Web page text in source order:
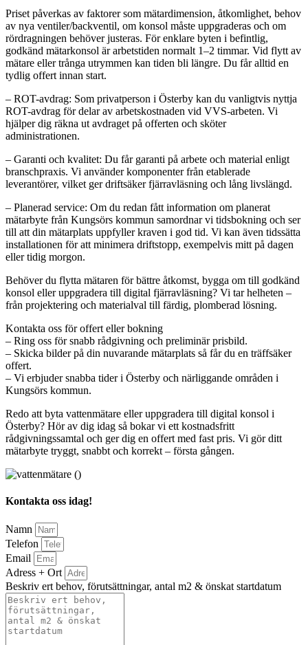
Priset påverkas av faktorer som mätardimension, åtkomlighet, behov
av nya ventiler/backventil, om konsol måste uppgraderas och om
rördragningen behöver justeras. För enklare byten i befintlig,
godkänd mätarkonsol är arbetstiden normalt 1–2 timmar. Vid flytt av
mätare eller trånga utrymmen kan tiden bli längre. Du får alltid en
tydlig offert innan start.
– ROT-avdrag: Som privatperson i Österby kan du vanligtvis nyttja
ROT-avdrag för delar av arbetskostnaden vid VVS-arbeten. Vi
hjälper dig räkna ut avdraget på offerten och sköter
administrationen.
– Garanti och kvalitet: Du får garanti på arbete och material enligt
branschpraxis. Vi använder komponenter från etablerade
leverantörer, vilket ger driftsäker fjärravläsning och lång livslängd.
– Planerad service: Om du redan fått information om planerat
mätarbyte från Kungsörs kommun samordnar vi tidsbokning och ser
till att din mätarplats uppfyller kraven i god tid. Vi kan även tidssätta
installationen för att minimera driftstopp, exempelvis mitt på dagen
eller tidig morgon.
Behöver du flytta mätaren för bättre åtkomst, bygga om till godkänd
konsol eller uppgradera till digital fjärravläsning? Vi tar helheten –
från projektering och materialval till färdig, plomberad lösning.
Kontakta oss för offert eller bokning
– Ring oss för snabb rådgivning och preliminär prisbild.
– Skicka bilder på din nuvarande mätarplats så får du en träffsäker
offert.
– Vi erbjuder snabba tider i Österby och närliggande områden i
Kungsörs kommun.
Redo att byta vattenmätare eller uppgradera till digital konsol i
Österby? Hör av dig idag så bokar vi ett kostnadsfritt
rådgivningssamtal och ger dig en offert med fast pris. Vi gör ditt
mätarbyte tryggt, snabbt och korrekt – första gången.
Kontakta oss idag!
Namn
Telefon
Email
Adress + Ort
Beskriv ert behov, förutsättningar, antal m2 & önskat startdatum